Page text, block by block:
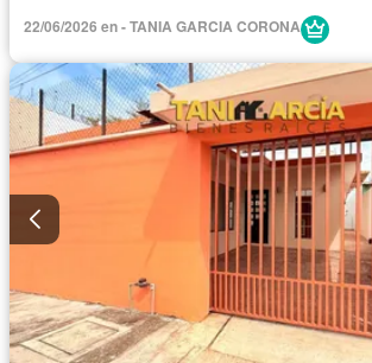
22/06/2026 en - TANIA GARCIA CORONA